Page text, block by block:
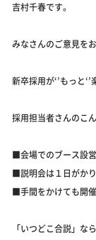
吉村千春です。
みなさんのご意見を
新卒採用が‘’もっと
採用担当者さんのこ
■会場でのブース設
■説明会は１日がか
■手間をかけても開
「いつどこ合説」な